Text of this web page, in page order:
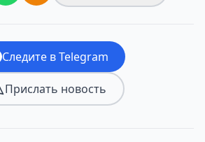
Следите в Telegram
Прислать новость